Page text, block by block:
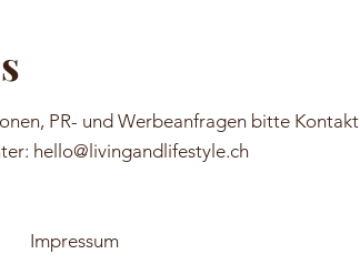
PR- und Werbeanfragen bitte Kontakt
hello@livingandlifestyle.ch
Impressum